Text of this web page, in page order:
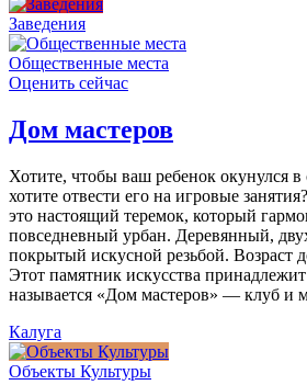
Заведения
Общественные места
Оценить сейчас
Дом мастеров
Хотите, чтобы ваш ребенок окунулся
хотите отвести его на игровые
это настоящий теремок, который
повседневный урбан. Деревянный,
покрытый искусной резьбой. Возраст
Этот памятник искусства
называется «Дом мастеров» — клуб
Калуга
Объекты Культуры